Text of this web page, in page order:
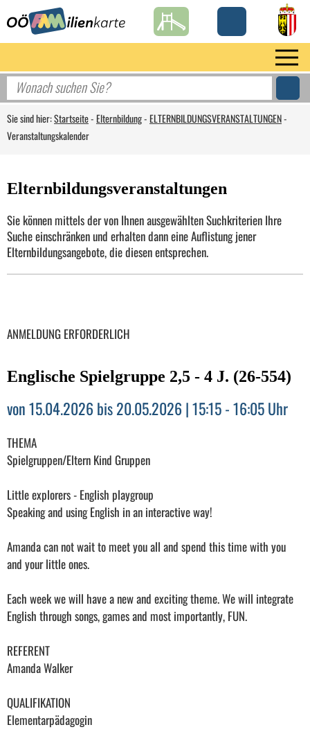
Sie sind hier:Startseite-Elternbildung-ELTERNBILDUNGSVERANSTALTUNGEN-
Veranstaltungskalender
Elternbildungsveranstaltungen
Sie können mittels der von Ihnen ausgewählten Suchkriterien Ihre
Suche einschränken und erhalten dann eine Auflistung jener
Elternbildungsangebote, die diesen entsprechen.
ANMELDUNG ERFORDERLICH
Englische Spielgruppe 2,5 - 4 J. (26-554)
von 15.04.2026 bis 20.05.2026 | 15:15 - 16:05 Uhr
THEMA
Spielgruppen/Eltern Kind Gruppen
Little explorers - English playgroup
Speaking and using English in an interactive way!
Amanda can not wait to meet you all and spend this time with you
and your little ones.
Each week we will have a new and exciting theme. We will integrate
English through songs, games and most importantly, FUN.
REFERENT
Amanda Walker
QUALIFIKATION
Elementarpädagogin